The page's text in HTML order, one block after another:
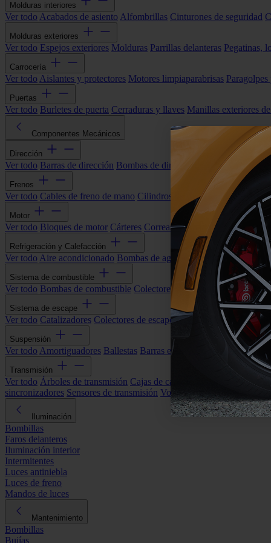
Molduras interiores
Ver todo Acabados de asiento Alfombrillas Cinturones de seguridad
Molduras exteriores
Ver todo Espejos exteriores Molduras Parrillas delanteras Pegatinas,
Carrocería
Ver todo Aislantes y protectores Motores limpiaparabrisas
Puertas
Ver todo Burletes de puerta Cerraduras y llaves Manillas exteriores
Componentes Mecánicos
Dirección
Ver todo Barras de dirección Bombas de dirección asistida
Frenos
Ver todo Cables de freno de mano Cilindros de freno Componentes
Motor
Ver todo Bloques de motor Cárteres Correas alternador Correas y
Refrigeración y Calefacción
Ver todo Aire acondicionado Bombas de agua Electroventiladores
Sistema de combustible
Ver todo Bombas de combustible Colectores de admisión Filtros de
Sistema de escape
Ver todo Catalizadores Colectores de escape Filtros de partículas
Suspensión
Ver todo Amortiguadores Ballestas Barras estabilizadoras Bieletas y
Transmisión
Ver todo Árboles de transmisión Cajas de cambios automáticas
sincronizadores Sensores de transmisión Volantes de motor
Iluminación
Bombillas
Faros delanteros
Iluminación interior
Intermitentes
Luces antiniebla
Luces de freno
Mandos de luces
Mantenimiento
Bombillas
Bujías